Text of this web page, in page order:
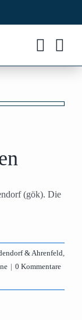
(gök). Die
& Ahrenfeld,
| 0 Kommentare